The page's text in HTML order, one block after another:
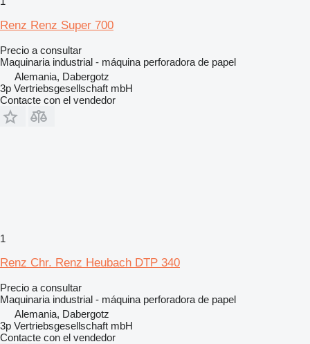
Renz Renz Super 700
Precio a consultar
Maquinaria industrial - máquina perforadora de papel
Alemania, Dabergotz
3p Vertriebsgesellschaft mbH
Contacte con el vendedor
1
Renz Chr. Renz Heubach DTP 340
Precio a consultar
Maquinaria industrial - máquina perforadora de papel
Alemania, Dabergotz
3p Vertriebsgesellschaft mbH
Contacte con el vendedor